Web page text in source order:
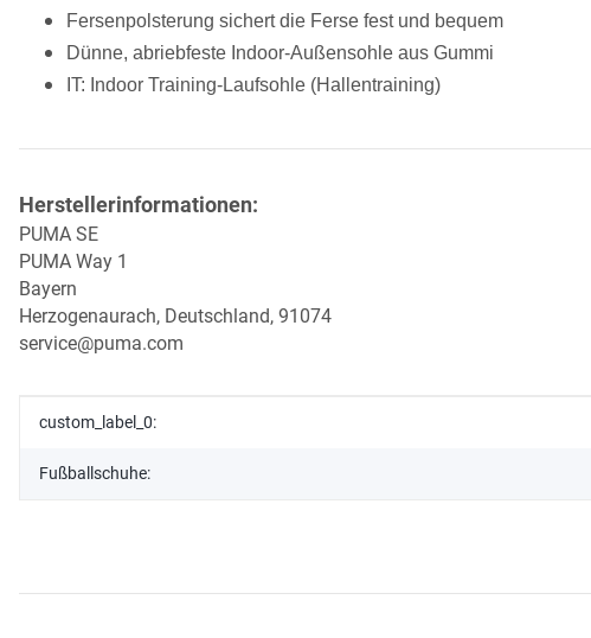
Fersenpolsterung sichert die Ferse fest und bequem
Dünne, abriebfeste Indoor-Außensohle aus Gummi
IT: Indoor Training-Laufsohle (Hallentraining)
Herstellerinformationen:
PUMA SE
PUMA Way 1
Bayern
Herzogenaurach, Deutschland, 91074
service@puma.com
Produkteigenschaft
Wert
custom_label_0:
Fußballschuhe: